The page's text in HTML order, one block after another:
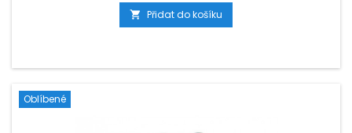
 Přidat do košíku
Oblíbené